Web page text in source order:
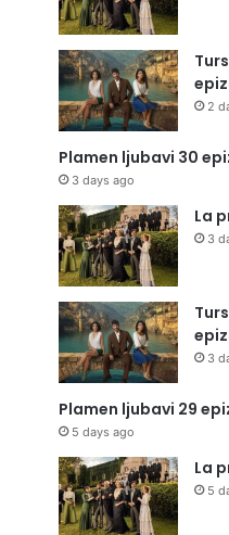
2
Plamen ljubavi 30
3 days ago
La
3
3
Plamen ljubavi 29
5 days ago
La
5